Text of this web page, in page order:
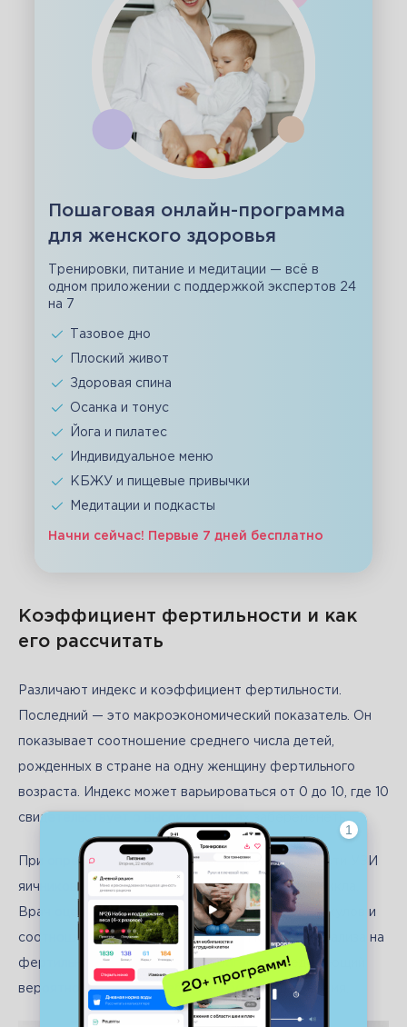
Пошаговая онлайн-программа
для женского здоровья
Тренировки, питание и медитации — всё в
одном приложении с поддержкой экспертов 24
на 7
Тазовое дно
Плоский живот
Здоровая спина
Осанка и тонус
Йога и пилатес
Индивидуальное меню
КБЖУ и пищевые привычки
Медитации и подкасты
Начни сейчас! Первые 7 дней бесплатно
Коэффициент фертильности и как
его рассчитать
Различают индекс и коэффициент фертильности.
Последний — это макроэкономический показатель. Он
показывает соотношение среднего числа детей,
рожденных в стране на одну женщину фертильного
возраста. Индекс может варьироваться от 0 до 10, где 10
свидетельствует о высоких шансах забеременеть.
При определении коэффициента, можно провести УЗИ
яичников. Делается исследование на 5-6 день цикла.
Врач оценивает размер, число растущих фолликулов и
соотношение специальных тканей. По итогам анализа на
фертильность, составляется прогноз, определяющий
вероятность зачатия ребенка в ближайшее время.